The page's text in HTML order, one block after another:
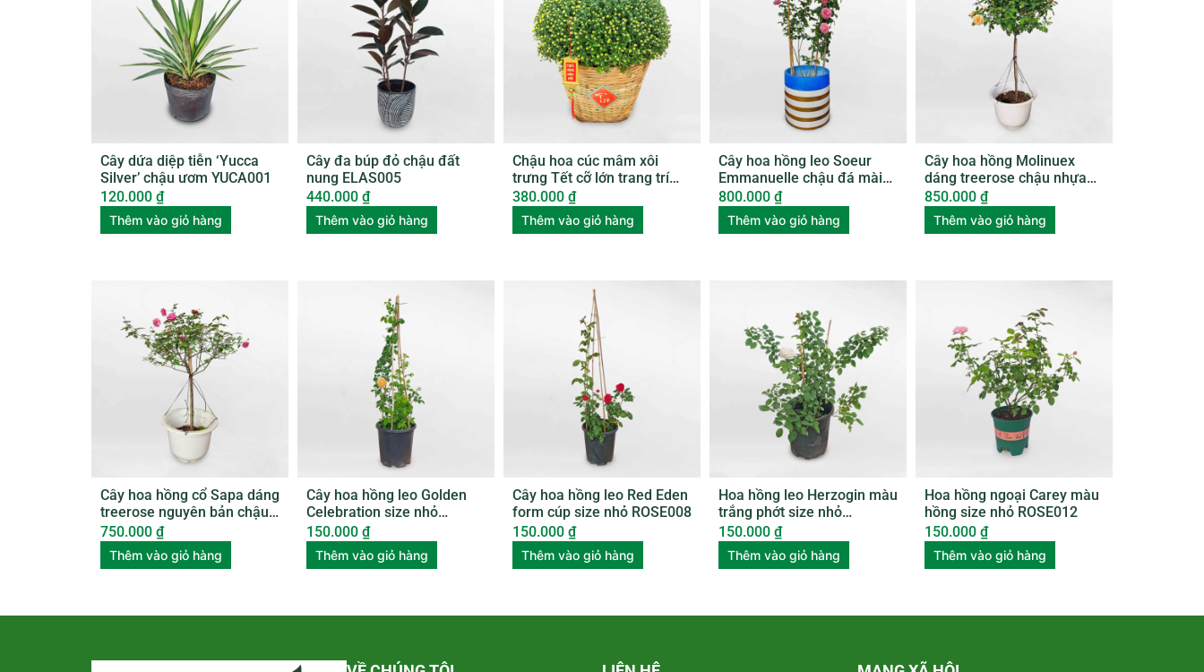
Cây dứa diệp tiễn ‘Yucca
Silver’ chậu ươm YUCA001
120.000 ₫
Thêm vào giỏ hàng
Cây đa búp đỏ chậu đất
nung ELAS005
440.000 ₫
Thêm vào giỏ hàng
Chậu hoa cúc mâm xôi
trưng Tết cỡ lớn trang trí
xọt tre HCMX001
380.000 ₫
Thêm vào giỏ hàng
Cây hoa hồng leo Soeur
Emmanuelle chậu đá mài
ROSE003
800.000 ₫
Thêm vào giỏ hàng
Cây hoa hồng Molinuex
dáng treerose chậu nhựa
ROSE004
850.000 ₫
Thêm vào giỏ hàng
Cây hoa hồng cổ Sapa dáng
treerose nguyên bản chậu
nhựa ROSE005
750.000 ₫
Thêm vào giỏ hàng
Cây hoa hồng leo Golden
Celebration size nhỏ
ROSE006
150.000 ₫
Thêm vào giỏ hàng
Cây hoa hồng leo Red Eden
form cúp size nhỏ ROSE008
150.000 ₫
Thêm vào giỏ hàng
Hoa hồng leo Herzogin màu
trắng phớt size nhỏ
ROSE011
150.000 ₫
Thêm vào giỏ hàng
Hoa hồng ngoại Carey màu
hồng size nhỏ ROSE012
150.000 ₫
Thêm vào giỏ hàng